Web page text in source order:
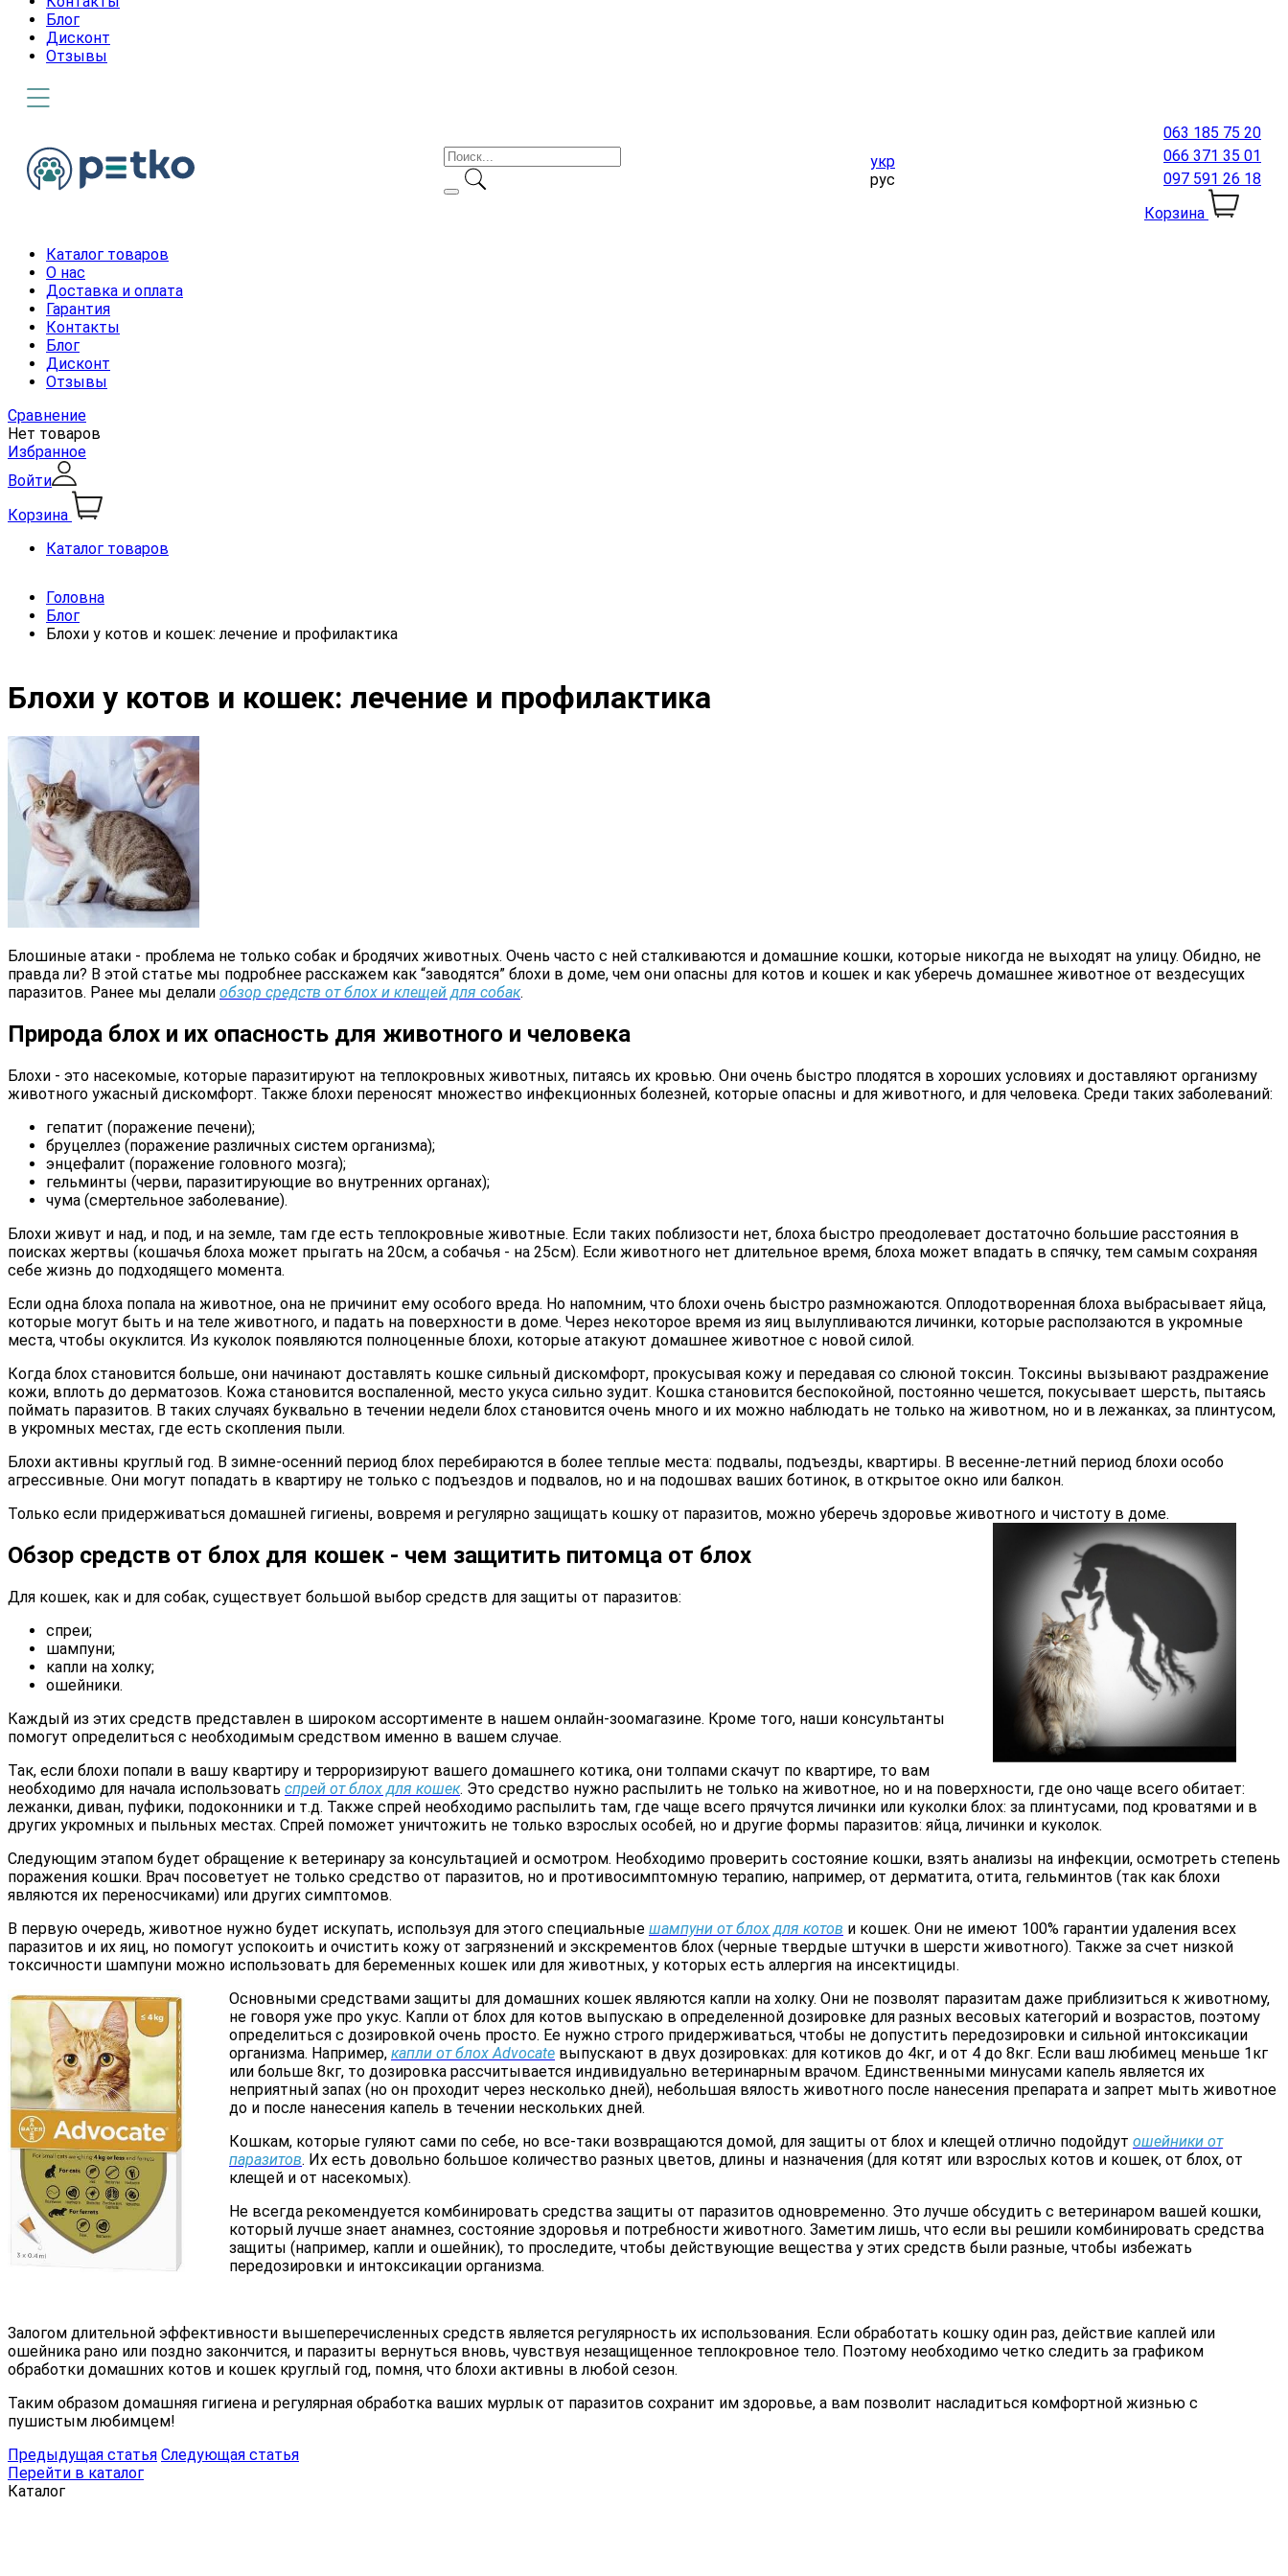
Блог
Дисконт
Отзывы
укр
рус
063 185 75 20
066 371 35 01
097 591 26 18
Корзина
Каталог товаров
О нас
Доставка и оплата
Гарантия
Контакты
Блог
Дисконт
Отзывы
Сравнение
Нет товаров
Избранное
Войти
Корзина
Каталог товаров
Головна
Блог
Блохи у котов и кошек: лечение и профилактика
Блохи у котов и кошек: лечение и профилактика
Блошиные атаки - проблема не только собак и бродячих животных. Очень часто с ней сталкиваются и домашние кошки, которые никогда не выходят на улицу. Обидно, не
правда ли? В этой статье мы подробнее расскажем как “заводятся” блохи в доме, чем они опасны для котов и кошек и как уберечь домашнее животное от вездесущих
паразитов. Ранее мы делали обзор средств от блох и клещей для собак.
Природа блох и их опасность для животного и человека
Блохи - это насекомые, которые паразитируют на теплокровных животных, питаясь их кровью. Они очень быстро плодятся в хороших условиях и доставляют организму
животного ужасный дискомфорт. Также блохи переносят множество инфекционных болезней, которые опасны и для животного, и для человека. Среди таких заболеваний:
гепатит (поражение печени);
бруцеллез (поражение различных систем организма);
энцефалит (поражение головного мозга);
гельминты (черви, паразитирующие во внутренних органах);
чума (смертельное заболевание).
Блохи живут и над, и под, и на земле, там где есть теплокровные животные. Если таких поблизости нет, блоха быстро преодолевает достаточно большие расстояния в
поисках жертвы (кошачья блоха может прыгать на 20см, а собачья - на 25см). Если животного нет длительное время, блоха может впадать в спячку, тем самым сохраняя
себе жизнь до подходящего момента.
Если одна блоха попала на животное, она не причинит ему особого вреда. Но напомним, что блохи очень быстро размножаются. Оплодотворенная блоха выбрасывает яйца,
которые могут быть и на теле животного, и падать на поверхности в доме. Через некоторое время из яиц вылупливаются личинки, которые расползаются в укромные
места, чтобы окуклится. Из куколок появляются полноценные блохи, которые атакуют домашнее животное с новой силой.
Когда блох становится больше, они начинают доставлять кошке сильный дискомфорт, прокусывая кожу и передавая со слюной токсин. Токсины вызывают раздражение
кожи, вплоть до дерматозов. Кожа становится воспаленной, место укуса сильно зудит. Кошка становится беспокойной, постоянно чешется, покусывает шерсть, пытаясь
поймать паразитов. В таких случаях буквально в течении недели блох становится очень много и их можно наблюдать не только на животном, но и в лежанках, за плинтусом,
в укромных местах, где есть скопления пыли.
Блохи активны круглый год. В зимне-осенний период блох перебираются в более теплые места: подвалы, подъезды, квартиры. В весенне-летний период блохи особо
агрессивные. Они могут попадать в квартиру не только с подъездов и подвалов, но и на подошвах ваших ботинок, в открытое окно или балкон.
Только если придерживаться домашней гигиены, вовремя и регулярно защищать кошку от паразитов, можно уберечь здоровье животного и чистоту в доме.
Обзор средств от блох для кошек - чем защитить питомца от блох
Для кошек, как и для собак, существует большой выбор средств для защиты от паразитов:
спреи;
шампуни;
капли на холку;
ошейники.
Каждый из этих средств представлен в широком ассортименте в нашем онлайн-зоомагазине. Кроме того, наши консультанты
помогут определиться с необходимым средством именно в вашем случае.
Так, если блохи попали в вашу квартиру и терроризируют вашего домашнего котика, они толпами скачут по квартире, то вам
необходимо для начала использовать спрей от блох для кошек. Это средство нужно распылить не только на животное, но и на поверхности, где оно чаще всего обитает:
лежанки, диван, пуфики, подоконники и т.д. Также спрей необходимо распылить там, где чаще всего прячутся личинки или куколки блох: за плинтусами, под кроватями и в
других укромных и пыльных местах. Спрей поможет уничтожить не только взрослых особей, но и другие формы паразитов: яйца, личинки и куколок.
Следующим этапом будет обращение к ветеринару за консультацией и осмотром. Необходимо проверить состояние кошки, взять анализы на инфекции, осмотреть степень
поражения кошки. Врач посоветует не только средство от паразитов, но и противосимптомную терапию, например, от дерматита, отита, гельминтов (так как блохи
являются их переносчиками) или других симптомов.
В первую очередь, животное нужно будет искупать, используя для этого специальные шампуни от блох для котов и кошек. Они не имеют 100% гарантии удаления всех
паразитов и их яиц, но помогут успокоить и очистить кожу от загрязнений и экскрементов блох (черные твердые штучки в шерсти животного). Также за счет низкой
токсичности шампуни можно использовать для беременных кошек или для животных, у которых есть аллергия на инсектициды.
Основными средствами защиты для домашних кошек являются капли на холку. Они не позволят паразитам даже приблизиться к животному,
не говоря уже про укус. Капли от блох для котов выпускаю в определенной дозировке для разных весовых категорий и возрастов, поэтому
определиться с дозировкой очень просто. Ее нужно строго придерживаться, чтобы не допустить передозировки и сильной интоксикации
организма. Например, капли от блох Advocate выпускают в двух дозировках: для котиков до 4кг, и от 4 до 8кг. Если ваш любимец меньше 1кг
или больше 8кг, то дозировка рассчитывается индивидуально ветеринарным врачом. Единственными минусами капель является их
неприятный запах (но он проходит через несколько дней), небольшая вялость животного после нанесения препарата и запрет мыть животное
до и после нанесения капель в течении нескольких дней.
Кошкам, которые гуляют сами по себе, но все-таки возвращаются домой, для защиты от блох и клещей отлично подойдут ошейники от
паразитов. Их есть довольно большое количество разных цветов, длины и назначения (для котят или взрослых котов и кошек, от блох, от
клещей и от насекомых).
Не всегда рекомендуется комбинировать средства защиты от паразитов одновременно. Это лучше обсудить с ветеринаром вашей кошки,
который лучше знает анамнез, состояние здоровья и потребности животного. Заметим лишь, что если вы решили комбинировать средства
защиты (например, капли и ошейник), то проследите, чтобы действующие вещества у этих средств были разные, чтобы избежать
передозировки и интоксикации организма.
Залогом длительной эффективности вышеперечисленных средств является регулярность их использования. Если обработать кошку один раз, действие каплей или
ошейника рано или поздно закончится, и паразиты вернуться вновь, чувствуя незащищенное теплокровное тело. Поэтому необходимо четко следить за графиком
обработки домашних котов и кошек круглый год, помня, что блохи активны в любой сезон.
Таким образом домашняя гигиена и регулярная обработка ваших мурлык от паразитов сохранит им здоровье, а вам позволит насладиться комфортной жизнью с
пушистым любимцем!
Предыдущая статья Следующая статья
Перейти в каталог
Каталог